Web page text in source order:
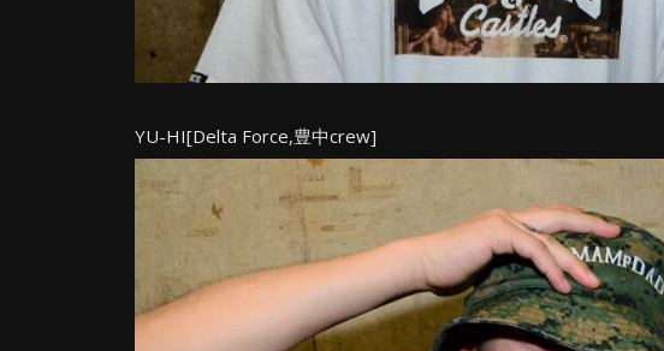
YU-HI[Delta Force,豊中crew]